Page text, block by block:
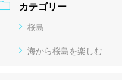
カテゴリー
桜島
海から桜島を楽しむ